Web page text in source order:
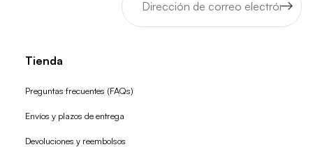
Tienda
Preguntas frecuentes (FAQs)
Envíos y plazos de entrega
Devoluciones y reembolsos